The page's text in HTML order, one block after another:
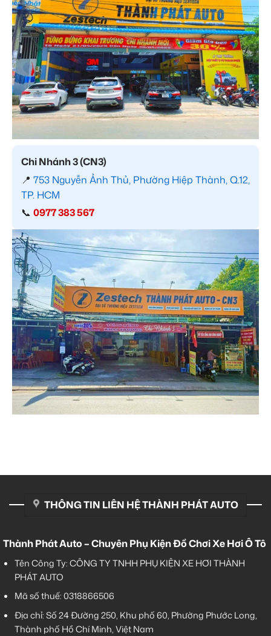
Chi Nhánh 3 (CN3)
📍 753 Nguyễn Ảnh Thủ, Phường Hiệp Thành, Q.12,
TP. HCM
📞 0977 383 567
THÔNG TIN LIÊN HỆ THÀNH PHÁT AUTO
Thành Phát Auto – Chuyên Phụ Kiện Đồ Chơi Xe Hơi Ô Tô
Tên Công Ty: CÔNG TY TNHH PHỤ KIỆN XE HƠI THÀNH
PHÁT AUTO
Mã số thuế: 0318866506
Địa chỉ: Số 24 Đường 250, Khu phố 60, Phường Phước Long,
Thành phố Hồ Chí Minh, Việt Nam